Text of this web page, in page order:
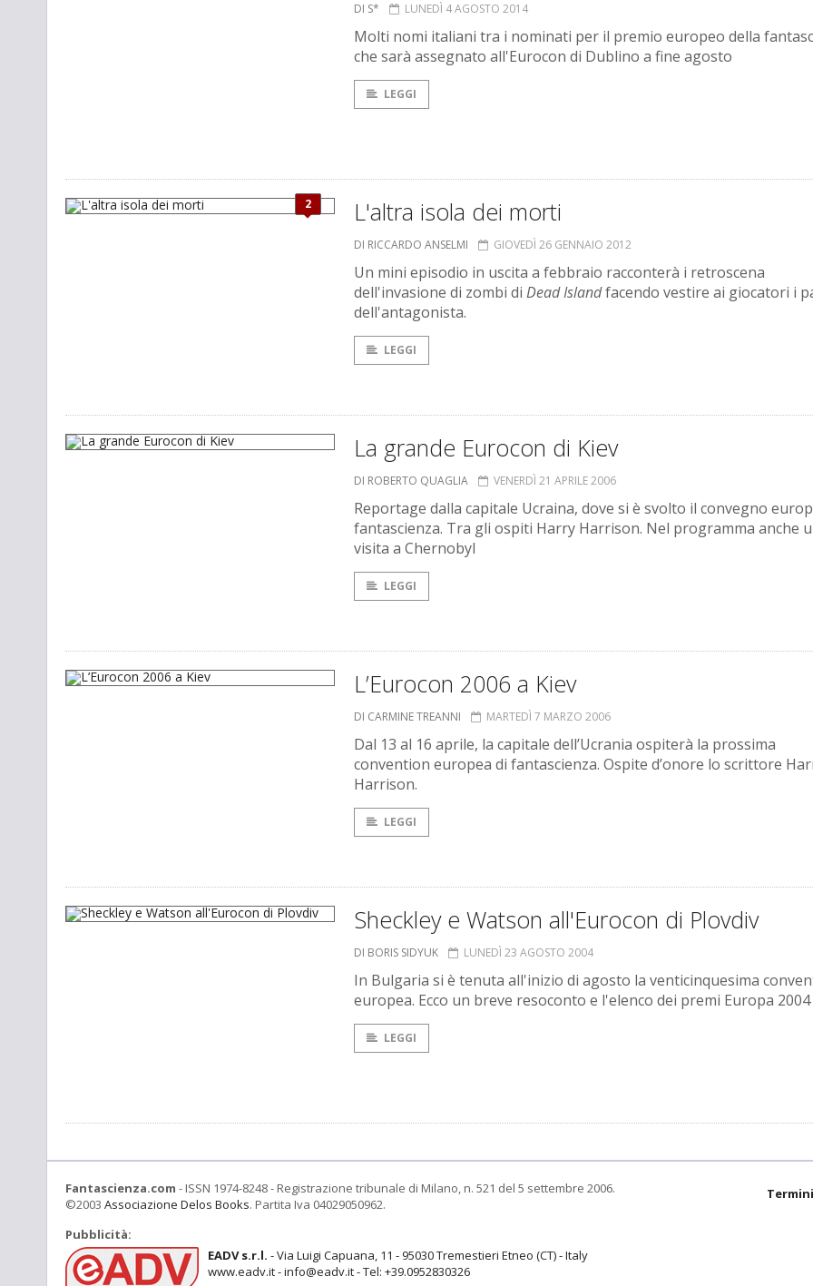
DI S* LUNEDÌ 4 AGOSTO 2014
Molti nomi italiani tra i nominati per il premio europeo della
che sarà assegnato all'Eurocon di Dublino a fine agosto
LEGGI
2 L'altra isola dei morti
DI RICCARDO ANSELMI GIOVEDÌ 26 GENNAIO 2012
Un mini episodio in uscita a febbraio racconterà i retroscena
dell'invasione di zombi di Dead Islandfacendo vestire ai giocatori i
dell'antagonista.
LEGGI
La grande Eurocon di Kiev
DI ROBERTO QUAGLIA VENERDÌ 21 APRILE 2006
Reportage dalla capitale Ucraina, dove si è svolto il convegno
fantascienza. Tra gli ospiti Harry Harrison. Nel programma anche
visita a Chernobyl
LEGGI
L’Eurocon 2006 a Kiev
DI CARMINE TREANNI MARTEDÌ 7 MARZO 2006
Dal 13 al 16 aprile, la capitale dell’Ucrania ospiterà la prossima
convention europea di fantascienza. Ospite d’onore lo scrittore
Harrison.
LEGGI
Sheckley e Watson all'Eurocon di Plovdiv
DI BORIS SIDYUK LUNEDÌ 23 AGOSTO 2004
In Bulgaria si è tenuta all'inizio di agosto la venticinquesima
europea. Ecco un breve resoconto e l'elenco dei premi Europa 2004
LEGGI
Fantascienza.com - ISSN 1974-8248 - Registrazione tribunale di Milano, n. 521 del 5 settembre 2006.
©2003 Associazione Delos Books. Partita Iva 04029050962.
Pubblicità:
EADV s.r.l. - Via Luigi Capuana, 11 - 95030 Tremestieri Etneo (CT) - Italy
www.eadv.it - info@eadv.it - Tel: +39.0952830326